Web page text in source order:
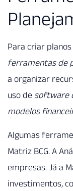
Para criar
ferramentas de
a organizar
uso de software
modelos
Algumas
Matriz BCG. A
empresas. Já a
investimentos,